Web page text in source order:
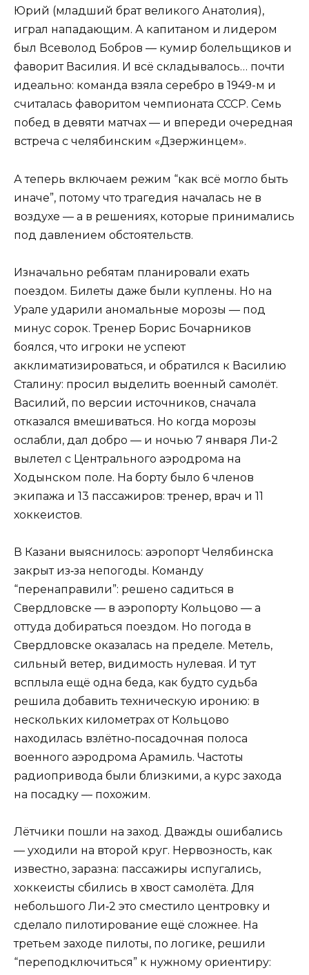
Юрий (младший брат великого Анатолия),
играл нападающим. А капитаном и лидером
был Всеволод Бобров — кумир болельщиков и
фаворит Василия. И всё складывалось… почти
идеально: команда взяла серебро в 1949-м и
считалась фаворитом чемпионата СССР. Семь
побед в девяти матчах — и впереди очередная
встреча с челябинским «Дзержинцем».
А теперь включаем режим “как всё могло быть
иначе”, потому что трагедия началась не в
воздухе — а в решениях, которые принимались
под давлением обстоятельств.
Изначально ребятам планировали ехать
поездом. Билеты даже были куплены. Но на
Урале ударили аномальные морозы — под
минус сорок. Тренер Борис Бочарников
боялся, что игроки не успеют
акклиматизироваться, и обратился к Василию
Сталину: просил выделить военный самолёт.
Василий, по версии источников, сначала
отказался вмешиваться. Но когда морозы
ослабли, дал добро — и ночью 7 января Ли‑2
вылетел с Центрального аэродрома на
Ходынском поле. На борту было 6 членов
экипажа и 13 пассажиров: тренер, врач и 11
хоккеистов.
В Казани выяснилось: аэропорт Челябинска
закрыт из‑за непогоды. Команду
“перенаправили”: решено садиться в
Свердловске — в аэропорту Кольцово — а
оттуда добираться поездом. Но погода в
Свердловске оказалась на пределе. Метель,
сильный ветер, видимость нулевая. И тут
всплыла ещё одна беда, как будто судьба
решила добавить техническую иронию: в
нескольких километрах от Кольцово
находилась взлётно‑посадочная полоса
военного аэродрома Арамиль. Частоты
радиопривода были близкими, а курс захода
на посадку — похожим.
Лётчики пошли на заход. Дважды ошибались
— уходили на второй круг. Нервозность, как
известно, заразна: пассажиры испугались,
хоккеисты сбились в хвост самолёта. Для
небольшого Ли‑2 это сместило центровку и
сделало пилотирование ещё сложнее. На
третьем заходе пилоты, по логике, решили
“переподключиться” к нужному ориентиру: